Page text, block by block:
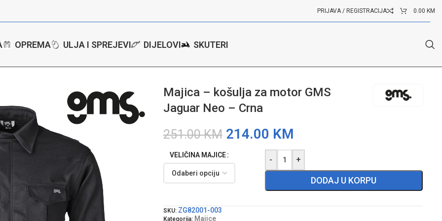
PRIJAVA / REGISTRACIJA 0.00 KM
OPREMA ULJA I SPREJEVI DIJELOVI SKUTERI
Majica – košulja za motor GMS
Jaguar Neo – Crna
251.00KM 214.00 KM
VELIČINA MAJICE - +
DODAJ U KORPU
SKU: ZG82001-003
Kategorija: Majice